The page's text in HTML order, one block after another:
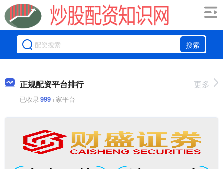
搜索
正规配资平台排行
已收录999+家平台
更多